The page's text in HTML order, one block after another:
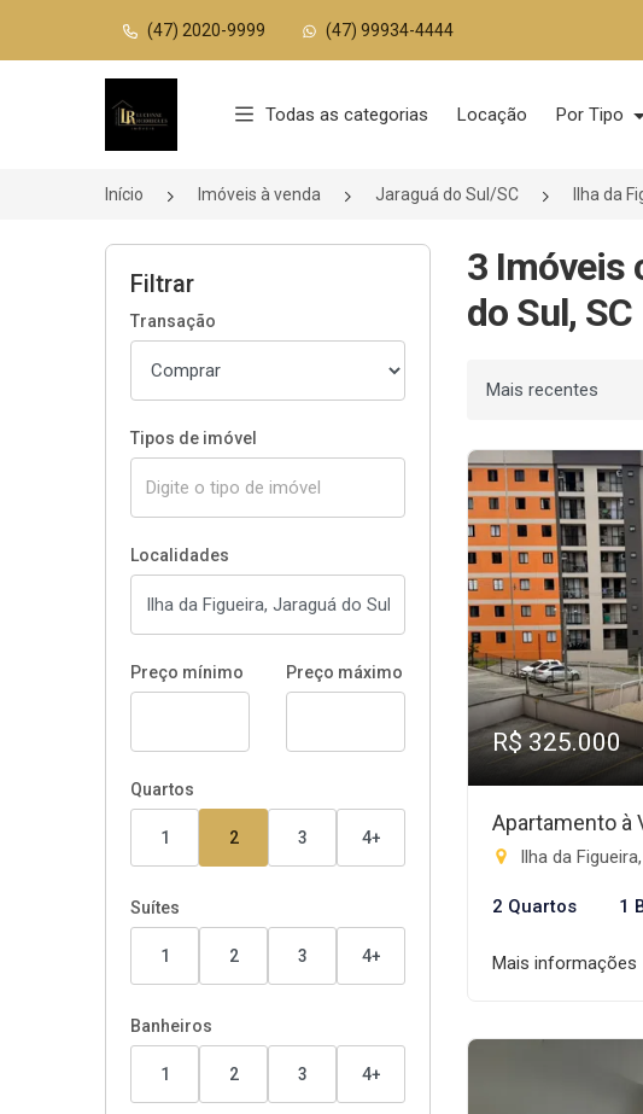
(47) 2020-9999 (47) 99934-4444
Página inicial
Todas as categorias Locação Por Tipo
Início Imóveis à venda Jaraguá do Sul/SC Ilha da
Filtrar
Transação
Tipos de imóvel
Localidades
Preço mínimo Preço máximo
Quartos
1 2 3 4+
Suítes
1 2 3 4+
Banheiros
1 2 3 4+
3 Imóveis
do Sul, SC
Ordenar por
R$ 325.000
Apartamento à
Ilha da
2 Quartos 1
Mais informações